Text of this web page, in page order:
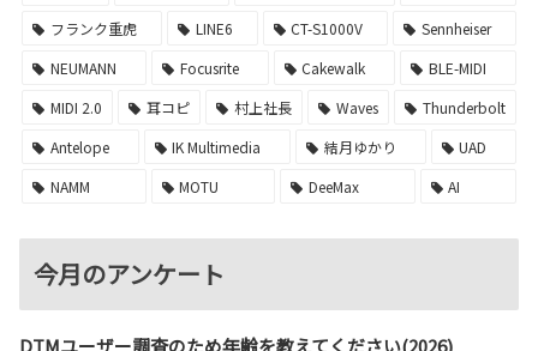
フランク重虎
LINE6 CT-S1000V
Sennheiser
NEUMANN
Focusrite Cakewalk
BLE-MIDI
MIDI 2.0
耳コピ 村上社長 Waves
Thunderbolt
Antelope
IK Multimedia 結月ゆかり
UAD
NAMM
MOTU DeeMax AI
今月のアンケート
DTMユーザー調査のため年齢を教えてください(2026)